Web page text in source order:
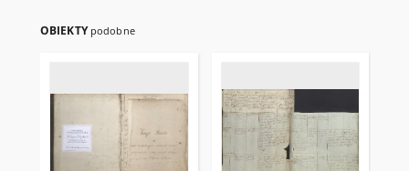
OBIEKTY podobne